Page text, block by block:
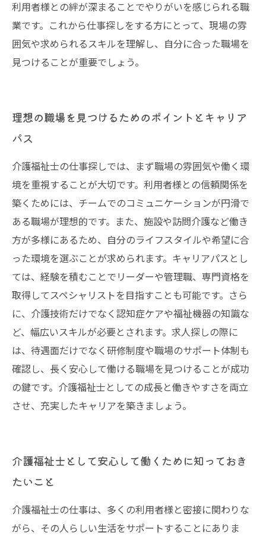
利用者様との絆が深まることでやりがいを感じられる職
業です。これから仕事探しをする方にとって、現場の雰
囲気や求められるスキルを理解し、自分に合った職場を
見つけることが重要でしょう。
理想の職場を見つけるためのポイントとキャリア
パス
介護福祉士の仕事探しでは、まず職場の雰囲気や働く環
境を重視することが大切です。利用者様との信頼関係を
築くためには、チームでのコミュニケーションが円滑で
ある職場が理想的です。また、施設や訪問介護など働き
方が多様にあるため、自分のライフスタイルや希望に合
った環境を選ぶことが求められます。キャリアパスとし
ては、経験を積むことでリーダーや管理職、専門資格を
取得してスペシャリストを目指すことも可能です。さら
に、介護技術だけでなく認知症ケアや福祉機器の知識な
ど、幅広いスキルが必要とされます。求人探しの際に
は、待遇面だけでなく研修制度や職場のサポート体制も
確認し、長く安心して働ける職場を見つけることが成功
の鍵です。介護福祉士としての成長と働きやすさを両立
させ、充実したキャリアを築きましょう。
介護福祉士として安心して働くために知っておき
たいこと
介護福祉士の仕事は、多くの利用者様と密接に関わりな
がら、その人らしい生活をサポートすることにありま